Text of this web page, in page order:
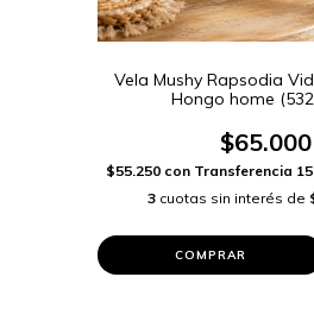
Vela Mushy Rapsodia
Hongo home
$65.000
$55.250 con Transferencia
3 cuotas sin interés de
COMPRAR